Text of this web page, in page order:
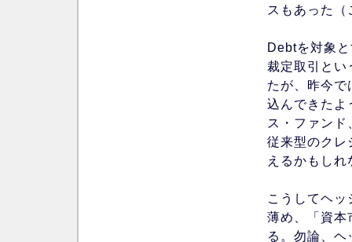
スもあった
Debtを対象
裁定取引とい
たが、昨今で
込んできたよ
ス・ファン
従来型のクレ
えるかもしれ
こうしてヘ
薄め、「資本
る。勿論、